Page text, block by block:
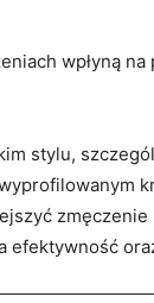
wpłyną
stylu,
zmęczenie